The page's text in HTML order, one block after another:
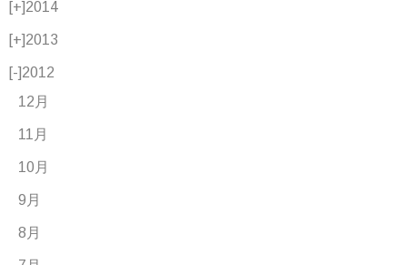
[+]2014
[+]2013
[-]2012
12月
11月
10月
9月
8月